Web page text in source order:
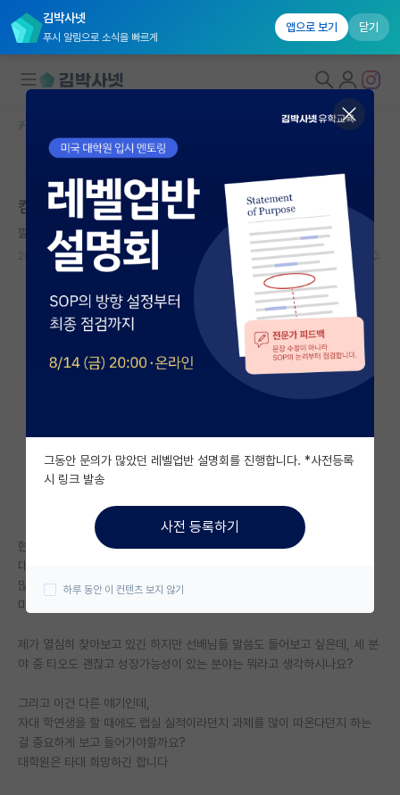
김박사넷
푸시 알림으로 소식을 빠르게
앱으로 보기 닫기
대학원생 모집
국내대학원 정보
연구실&오픈랩
커뮤니티
커뮤니티 홈
전체글보기
베스트 게시판
자유 게시판(아무개랩)
미국 유학 게시판
미국 대학원 합격 후기 게시판
대학원생 모집 게시판
연구실(PI) 홍보 게시판
석박사 채용 정보 게시판
학부 인턴 게시판
취업 게시판
커뮤니티 홈
본문이 수정되지 않는 박제글입니다.
컴퓨터네트워크vs컴퓨터비전vs소프트웨어개발검증
깔끔한 프랜시스 크릭
2026.05.20 4 326
현재 컴소 3-1 재학 중입니다
대학원 진학을 희망하여 자대 학연생부터 컨택을 해보려는데, 관심 분야가
많아 고민입니다..
마음 같아서는 몸이 세 개 였으면 좋겠어요
제가 열심히 찾아보고 있긴 하지만 선배님들 말씀도 들어보고 싶은데, 세 분
야 중 티오도 괜찮고 성장가능성이 있는 분야는 뭐라고 생각하시나요?
그리고 이건 다른 얘기인데,
자대 학연생을 할 때에도 랩실 실적이라던지 과제를 많이 따온다던지 하는
걸 중요하게 보고 들어가야할까요?
대학원은 타대 희망하긴 합니다
그동안 문의가 많았던 레벨업반 설명회를 진행합니다. *사전등록
시 링크 발송
사전 등록하기
하루 동안 이 컨텐츠 보지 않기